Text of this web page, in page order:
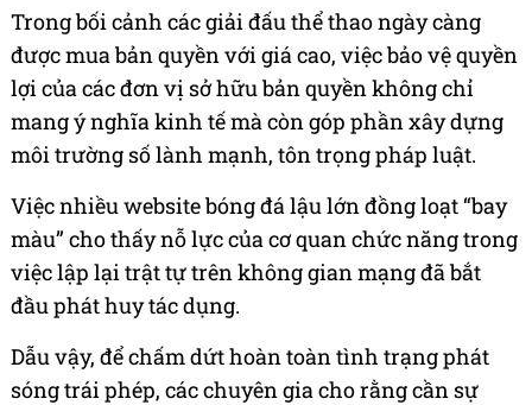
Trong bối cảnh các giải đấu thể thao ngày càng
được mua bản quyền với giá cao, việc bảo vệ quyền
lợi của các đơn vị sở hữu bản quyền không chỉ
mang ý nghĩa kinh tế mà còn góp phần xây dựng
môi trường số lành mạnh, tôn trọng pháp luật.
Việc nhiều website bóng đá lậu lớn đồng loạt “bay
màu” cho thấy nỗ lực của cơ quan chức năng trong
việc lập lại trật tự trên không gian mạng đã bắt
đầu phát huy tác dụng.
Dẫu vậy, để chấm dứt hoàn toàn tình trạng phát
sóng trái phép, các chuyên gia cho rằng cần sự